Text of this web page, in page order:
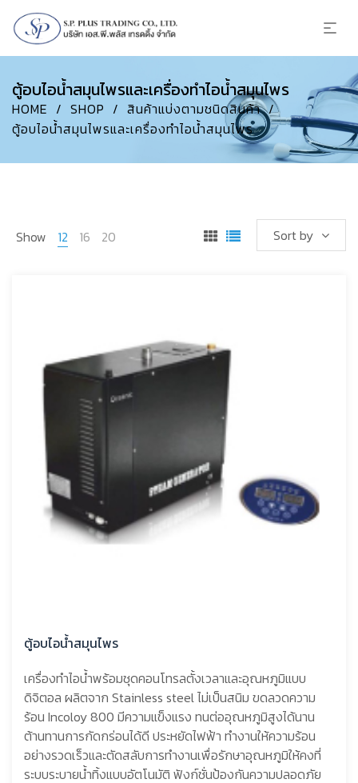
ตู้อบไอน้ำสมุนไพรและเครื่องทำไอน้ำสมุนไพร
HOME / SHOP / สินค้าแบ่งตามชนิดสินค้า /
ตู้อบไอน้ำสมุนไพรและเครื่องทำไอน้ำสมุนไพร
Show 12 16 20 Sort by
ตู้อบไอน้ำสมุนไพร
เครื่องทำไอน้ำพร้อมชุดคอนโทรลตั้งเวลาและอุณหภูมิแบบ
ดิจิตอล ผลิตจาก Stainless steel ไม่เป็นสนิม ขดลวดความ
ร้อน Incoloy 800 มีความแข็งแรง ทนต่ออุณหภูมิสูงได้นาน
ต้านทานการกัดกร่อนได้ดี ประหยัดไฟฟ้า ทำงานให้ความร้อน
อย่างรวดเร็วและตัดสลับการทำงานเพื่อรักษาอุณหภูมิให้คงที่
ระบบระบายน้ำทิ้งแบบอัตโนมัติ ฟังก์ชั่นป้องกันความปลอดภัย